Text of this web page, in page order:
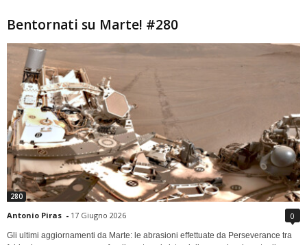
Bentornati su Marte! #280
280
Antonio Piras - 17 Giugno 2026 0
Gli ultimi aggiornamenti da Marte: le abrasioni effettuate da Perseverance tra